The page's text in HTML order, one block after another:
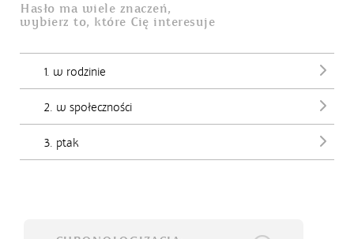
Jak korzystać
Hasło ma wiele znaczeń,
wybierz to, które Cię interesuje
1. w rodzinie
2. w społeczności
3. ptak